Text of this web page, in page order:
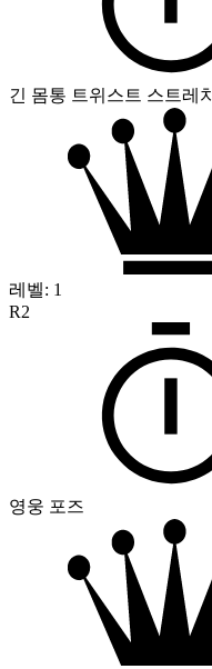
긴 몸통 트위스트 스트레치
레벨: 1
R2
영웅 포즈